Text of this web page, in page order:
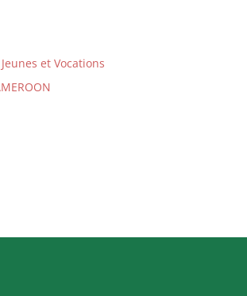
et Vocations